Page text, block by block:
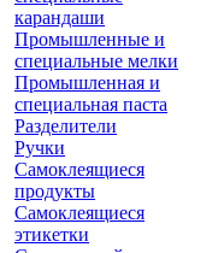
карандаши
Промышленные и
специальные мелки
Промышленная и
специальная паста
Разделители
Ручки
Самоклеящиеся
продукты
Самоклеящиеся
этикетки